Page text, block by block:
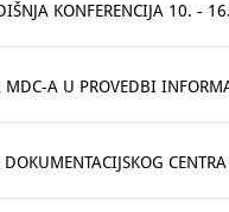
KONFERENCIJA 10. -
A U PROVEDBI
CENTRA